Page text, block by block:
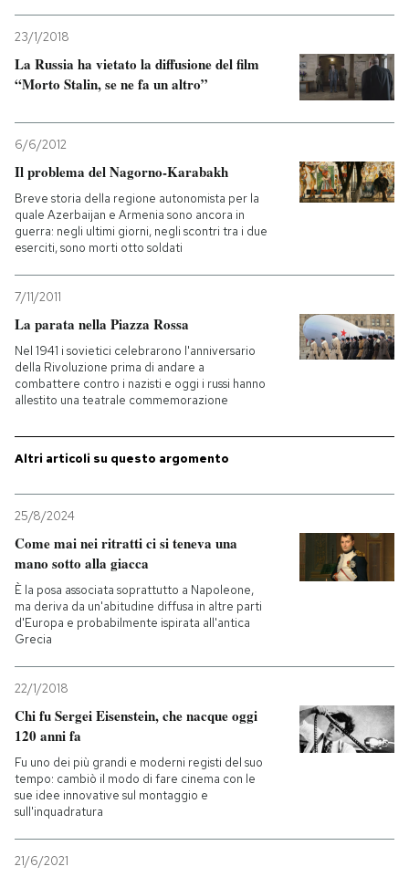
SHOP
CALENDARIO
AREA PERSONALE
Entra
23/1/2018
La Russia ha vietato la diffusione del film
“Morto Stalin, se ne fa un altro”
6/6/2012
Il problema del Nagorno-Karabakh
Breve storia della regione autonomista per la
quale Azerbaijan e Armenia sono ancora in
guerra: negli ultimi giorni, negli scontri tra i due
eserciti, sono morti otto soldati
7/11/2011
La parata nella Piazza Rossa
Nel 1941 i sovietici celebrarono l'anniversario
della Rivoluzione prima di andare a
combattere contro i nazisti e oggi i russi hanno
allestito una teatrale commemorazione
Altri articoli su questo argomento
25/8/2024
Come mai nei ritratti ci si teneva una
mano sotto alla giacca
È la posa associata soprattutto a Napoleone,
ma deriva da un'abitudine diffusa in altre parti
d'Europa e probabilmente ispirata all'antica
Grecia
22/1/2018
Chi fu Sergei Eisenstein, che nacque oggi
120 anni fa
Fu uno dei più grandi e moderni registi del suo
tempo: cambiò il modo di fare cinema con le
sue idee innovative sul montaggio e
sull'inquadratura
21/6/2021